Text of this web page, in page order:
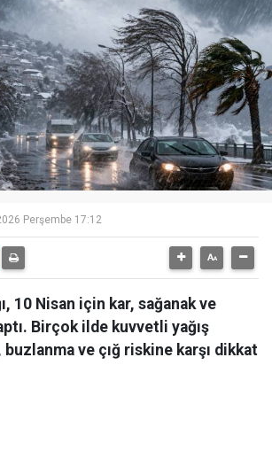
Perşembe 17:12
10 Nisan için kar, sağanak ve
Birçok ilde kuvvetli yağış
ve çığ riskine karşı dikkat